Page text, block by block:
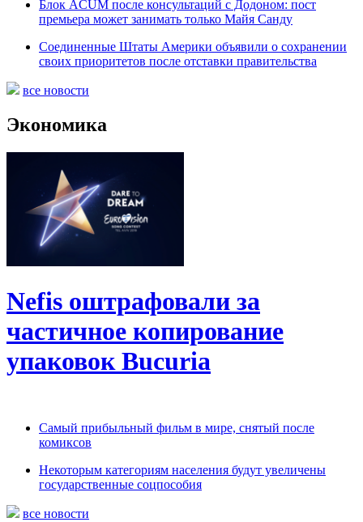
Блок ACUM после консультаций с Додоном: пост
премьера может занимать только Майя Санду
Соединенные Штаты Америки объявили о сохранении
своих приоритетов после отставки правительства
все новости
Экономика
Nefis оштрафовали за
частичное копирование
упаковок Bucuria
Самый прибыльный фильм в мире, снятый после
комиксов
Некоторым категориям населения будут увеличены
государственные соцпособия
все новости